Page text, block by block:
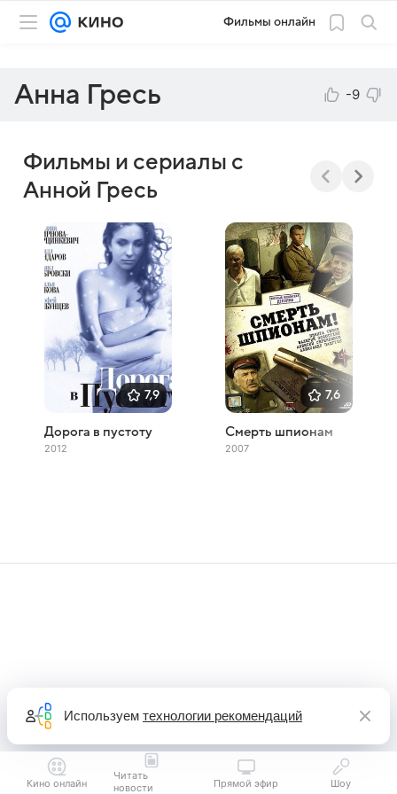
Фильмы онлайн
Анна Гресь -9
Фильмы и сериалы с
Анной Гресь
7,9
Дорога в пустоту
2012
7,6
Смерть шпионам
2007
Кино онлайн
Читать
новости
Прямой эфир Шоу
Используем технологии рекомендаций